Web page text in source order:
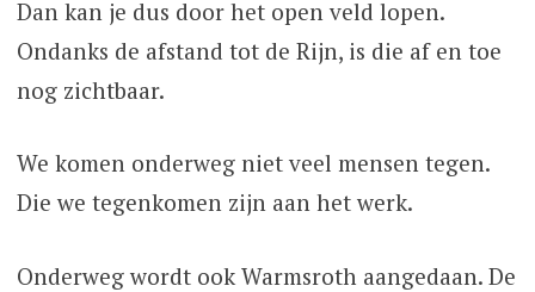
Dan kan je dus door het open veld lopen.
Ondanks de afstand tot de Rijn, is die af en toe
nog zichtbaar.
We komen onderweg niet veel mensen tegen.
Die we tegenkomen zijn aan het werk.
Onderweg wordt ook Warmsroth aangedaan. De